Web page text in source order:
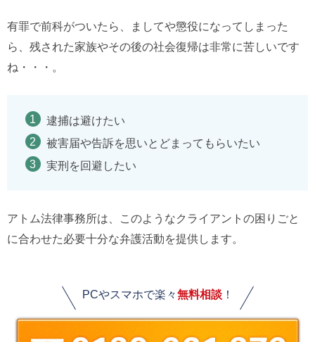
有罪で前科がついたら、ましてや懲役になってしまった
ら、残された家族やその後の社会復帰は非常に苦しいです
ね・・・。
逮捕は避けたい
被害届や告訴を思いとどまってもらいたい
実刑を回避したい
アトム法律事務所は、このようなクライアントの困りごと
に合わせた必要十分な弁護活動を提供します。
PCやスマホで楽々無料相談！